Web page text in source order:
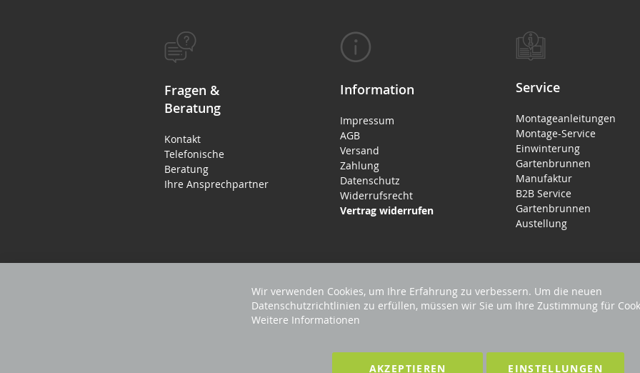
Fragen &
Beratung
Kontakt
Telefonische
Beratung
Ihre Ansprechpartner
Information
Impressum
AGB
Versand
Zahlung
Datenschutz
Widerrufsrecht
Vertrag widerrufen
Service
Montageanleitungen
Montage-Service
Einwinterung
Gartenbrunnen
Manufaktur
B2B Service
Gartenbrunnen
Austellung
2023 REVISAGE GMBH - ALLE RECHTE VORBEHALTEN
Wir verwenden Cookies, um Ihre Erfahrung zu verbessern. Um die neuen
Datenschutzrichtlinien zu erfüllen, müssen wir Sie um Ihre Zustimmung für
Weitere Informationen
AKZEPTIEREN EINSTELLUNGEN